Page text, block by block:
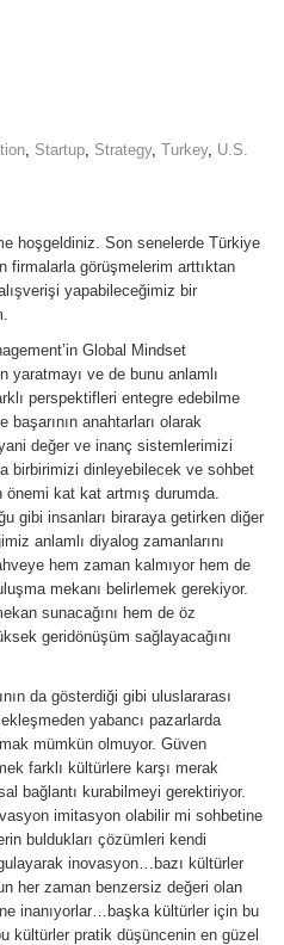
Startup Strategy, Turkey, U.S.
hoşgeldiniz. Son senelerde Türkiye
firmalarla görüşmelerim arttıktan
yapabileceğimiz bir
Global Mindset
yaratmayı ve de bunu anlamlı
perspektifleri entegre edebilme
anahtarları olarak
değer ve inanç sistemlerimizi
birbirimizi dinleyebilecek ve sohbet
önemi kat kat artmış durumda.
gibi insanları biraraya getirken diğer
anlamlı diyalog zamanlarını
hem zaman kalmıyor hem de
mekanı belirlemek gerekiyor.
sunacağını hem de öz
geridönüşüm sağlayacağını
da gösterdiği gibi uluslararası
yabancı pazarlarda
mümkün olmuyor. Güven
farklı kültürlere karşı merak
bağlantı kurabilmeyi gerektiriyor.
imitasyon olabilir mi sohbetine
buldukları çözümleri kendi
inovasyon…bazı kültürler
her zaman benzersiz değeri olan
inanıyorlar…başka kültürler için bu
kültürler pratik düşüncenin en güzel